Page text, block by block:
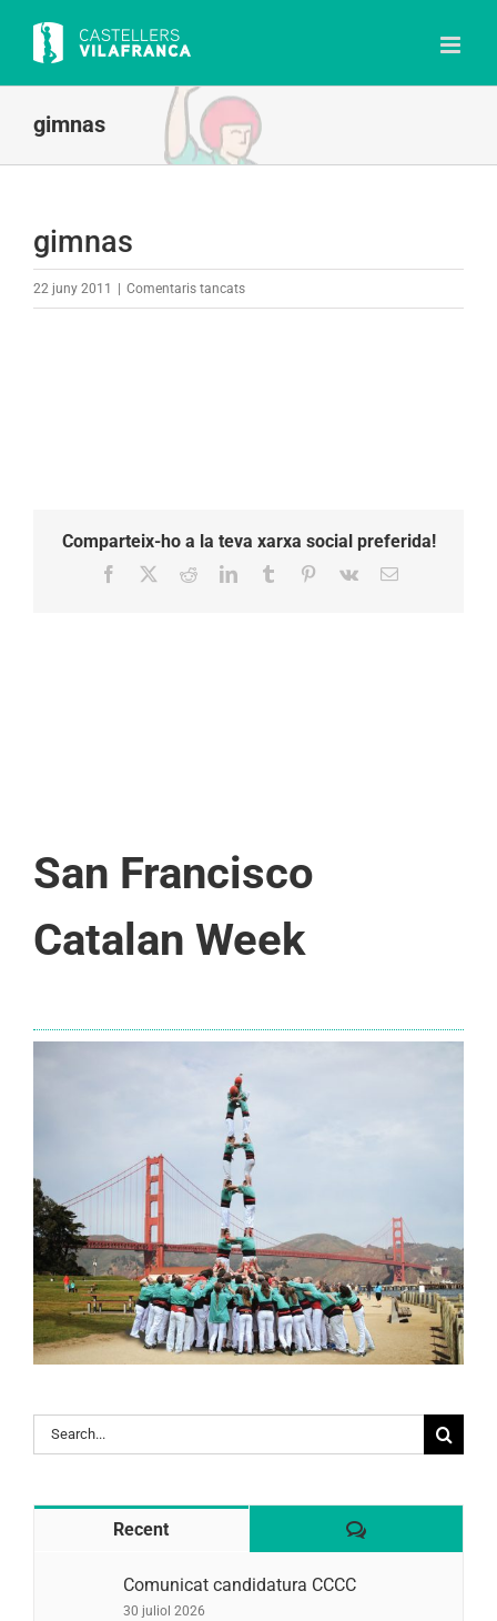
content
gimnas
gimnas
22 juny 2011 Comentaris tancatsa
Comparteix-ho a la teva xarxa social preferida!
Facebook RedditLinkedInTumblr Pinterest
Vk Email:
San Francisco
Catalan Week
Search
for:
Recent Comentaris
Comunicat candidatura CCCC
30 juliol 2026